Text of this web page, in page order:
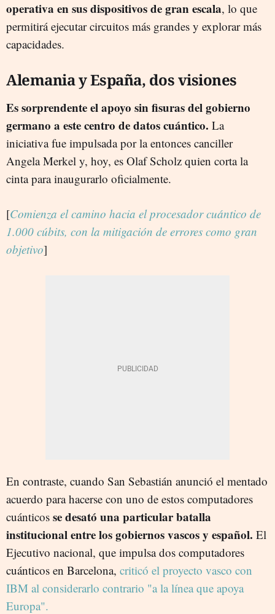
operativa en sus dispositivos de gran escala, lo que
permitirá ejecutar circuitos más grandes y explorar más
capacidades.
Alemania y España, dos visiones
Es sorprendente el apoyo sin fisuras del gobierno
germano a este centro de datos cuántico. La
iniciativa fue impulsada por la entonces canciller
Angela Merkel y, hoy, es Olaf Scholz quien corta la
cinta para inaugurarlo oficialmente.
[Comienza el camino hacia el procesador cuántico de
1.000 cúbits, con la mitigación de errores como gran
objetivo]
En contraste, cuando San Sebastián anunció el mentado
acuerdo para hacerse con uno de estos computadores
cuánticos se desató una particular batalla
institucional entre los gobiernos vascos y español. El
Ejecutivo nacional, que impulsa dos computadores
cuánticos en Barcelona, criticó el proyecto vasco con
IBM al considerarlo contrario "a la línea que apoya
Europa".